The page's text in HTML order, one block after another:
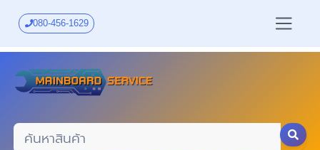
content
080-456-1629